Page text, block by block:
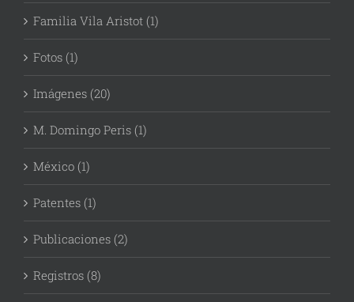
Familia Vila Aristot (1)
Fotos (1)
Imágenes (20)
M. Domingo Peris (1)
México (1)
Patentes (1)
Publicaciones (2)
Registros (8)